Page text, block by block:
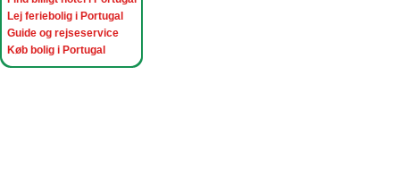
Lej feriebolig i Portugal
Guide og rejseservice
Køb bolig i Portugal